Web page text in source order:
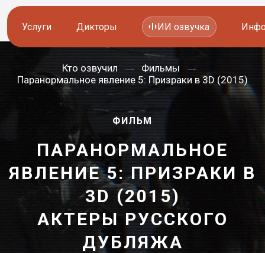
Услуги
Озвучка видео
Работа с аудио
Работа с текстом
Локализация и перевод
Другие услуги
8 800 200-45-51
Заказать звонок
Дикторы
Иностранные дикторы
Русские дикторы
Актеры озвучки
Контакты дикторов
ИИ голоса
8 800 200-45-51
Заказать звонок
ИИ озвучка
Кто озвучил
Фильмы
Паранормальное явление 5: Призраки в 3D (2015)
ФИЛЬМ
ПАРАНОРМАЛЬНОЕ
ЯВЛЕНИЕ 5: ПРИЗРАКИ В
3D (2015)
—
АКТЕРЫ РУССКОГО
ДУБЛЯЖА